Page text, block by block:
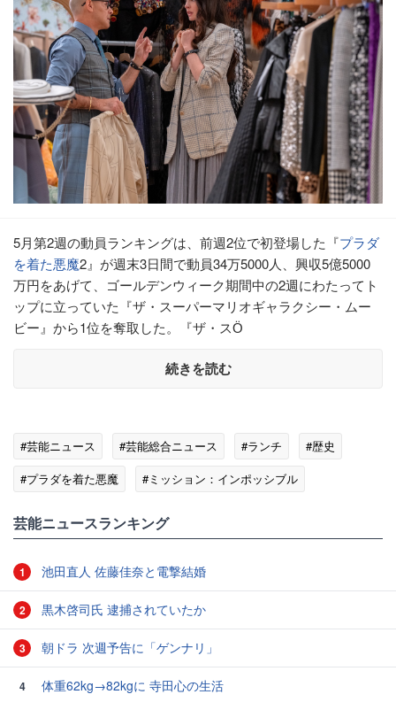
5月第2週の動員ランキングは、前週2位で初登場した『プラダ
を着た悪魔2』が週末3日間で動員34万5000人、興収5億5000
万円をあげて、ゴールデンウィーク期間中の2週にわたってト
ップに立っていた『ザ・スーパーマリオギャラクシー・ムー
ビー』から1位を奪取した。『ザ・スӦ
続きを読む
#芸能ニュース #芸能総合ニュース #ランチ
#歴史
#プラダを着た悪魔
#ミッション：インポッシブル
芸能ニュースランキング
1 池田直人 佐藤佳奈と電撃結婚
2 黒木啓司氏 逮捕されていたか
3 朝ドラ 次週予告に「ゲンナリ」
4 体重62kg→82kgに 寺田心の生活